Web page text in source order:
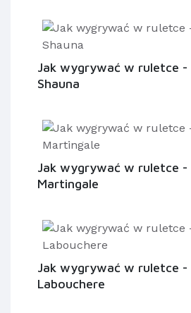
Jak wygrywać w ruletce
Shauna
Jak wygrywać w ruletce
Martingale
Jak wygrywać w ruletce
Labouchere